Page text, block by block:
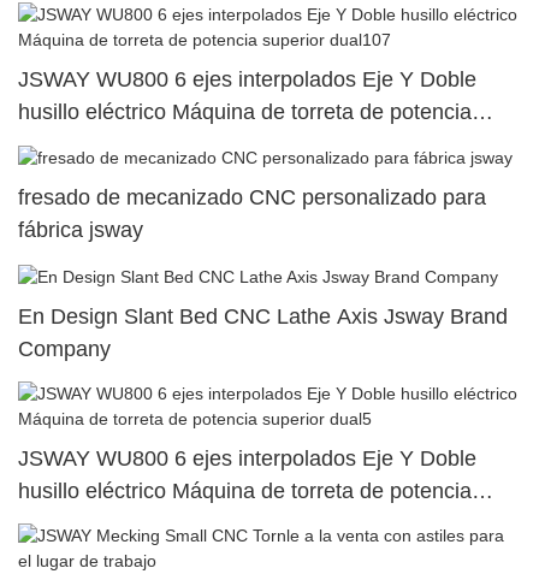
JSWAY WU800 6 ejes interpolados Eje Y Doble
husillo eléctrico Máquina de torreta de potencia
superior dual107
fresado de mecanizado CNC personalizado para
fábrica jsway
En Design Slant Bed CNC Lathe Axis Jsway Brand
Company
JSWAY WU800 6 ejes interpolados Eje Y Doble
husillo eléctrico Máquina de torreta de potencia
superior dual5